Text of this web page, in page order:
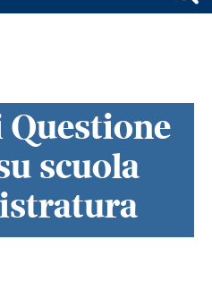
scuola